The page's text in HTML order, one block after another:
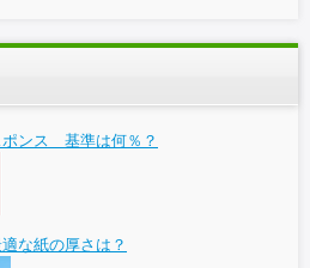
ポンス 基準は何％？
な紙の厚さは？